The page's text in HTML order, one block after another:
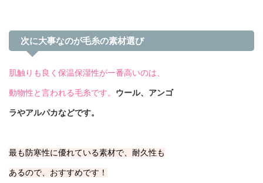
次に大事なのが毛糸の素材選び
肌触りも良く保温保湿性が一番高いのは、
動物性と言われる毛糸です。 ウール、アンゴ
ラやアルパカなどです。
最も防寒性に優れている素材で、耐久性も
あるので、おすすめです！